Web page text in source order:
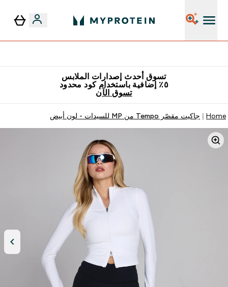
تسوق أحدث إصدارات الملابس
٥٪ إضافية باستخدام كود محدود
تسوق الآن
Home جاكيت مقصّر Tempo من MP للسيدات - لون أبيض